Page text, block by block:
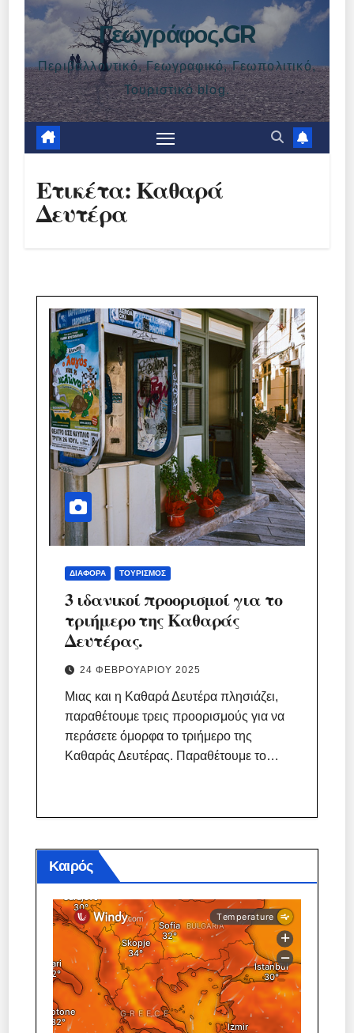
Γεωγράφος.GR
Περιβαλλοντικό, Γεωγραφικό, Γεωπολιτικό,
Τουριστικό blog.
Ετικέτα:Καθαρά
Δευτέρα
ΔΙΆΦΟΡΑ ΤΟΥΡΙΣΜΌΣ
3 ιδανικοί προορισμοί για το
τριήμερο της Καθαράς
Δευτέρας.
24 ΦΕΒΡΟΥΑΡΊΟΥ 2025
Μιας και η Καθαρά Δευτέρα πλησιάζει,
παραθέτουμε τρεις προορισμούς για να
περάσετε όμορφα το τριήμερο της
Καθαράς Δευτέρας. Παραθέτουμε το…
Καιρός